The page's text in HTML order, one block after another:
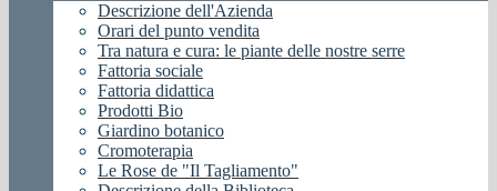
Descrizione dell'Azienda
Orari del punto vendita
Tra natura e cura: le piante delle nostre serre
Fattoria sociale
Fattoria didattica
Prodotti Bio
Giardino botanico
Cromoterapia
Le Rose de "Il Tagliamento"